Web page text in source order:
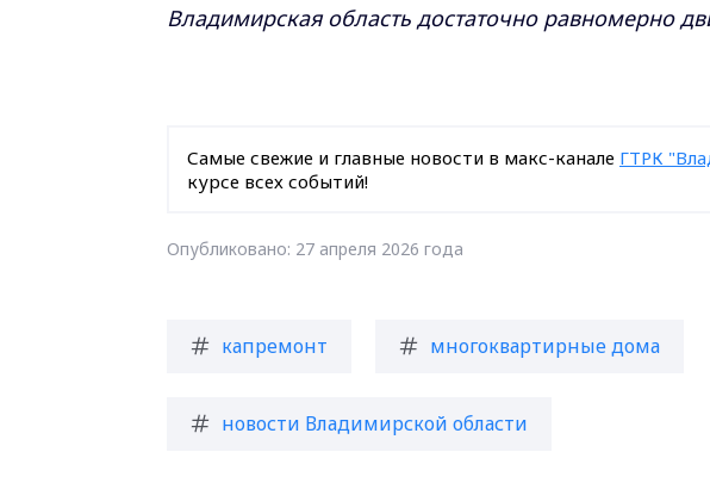
Владимирская область достаточно равномерно
Самые свежие и главные новости в макс-канале ГТРК
курсе всех событий!
Опубликовано: 27 апреля 2026 года
капремонт многоквартирные дома
новости Владимирской области